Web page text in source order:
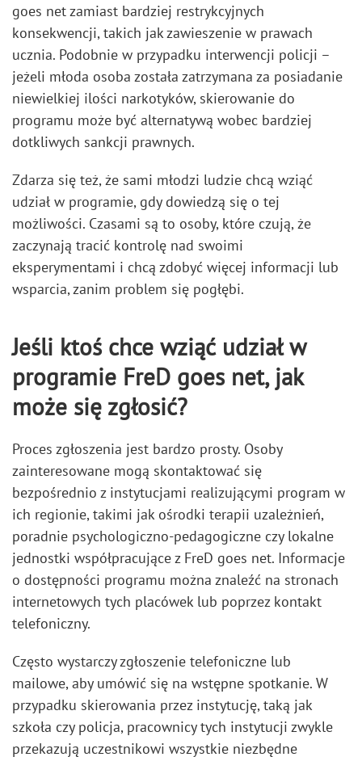
goes net zamiast bardziej restrykcyjnych
konsekwencji, takich jak zawieszenie w prawach
ucznia. Podobnie w przypadku interwencji policji –
jeżeli młoda osoba została zatrzymana za posiadanie
niewielkiej ilości narkotyków, skierowanie do
programu może być alternatywą wobec bardziej
dotkliwych sankcji prawnych.
Zdarza się też, że sami młodzi ludzie chcą wziąć
udział w programie, gdy dowiedzą się o tej
możliwości. Czasami są to osoby, które czują, że
zaczynają tracić kontrolę nad swoimi
eksperymentami i chcą zdobyć więcej informacji lub
wsparcia, zanim problem się pogłębi.
Jeśli ktoś chce wziąć udział w
programie FreD goes net, jak
może się zgłosić?
Proces zgłoszenia jest bardzo prosty. Osoby
zainteresowane mogą skontaktować się
bezpośrednio z instytucjami realizującymi program w
ich regionie, takimi jak ośrodki terapii uzależnień,
poradnie psychologiczno-pedagogiczne czy lokalne
jednostki współpracujące z FreD goes net. Informacje
o dostępności programu można znaleźć na stronach
internetowych tych placówek lub poprzez kontakt
telefoniczny.
Często wystarczy zgłoszenie telefoniczne lub
mailowe, aby umówić się na wstępne spotkanie. W
przypadku skierowania przez instytucję, taką jak
szkoła czy policja, pracownicy tych instytucji zwykle
przekazują uczestnikowi wszystkie niezbędne